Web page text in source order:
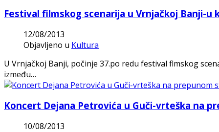
Festival filmskog scenarija u Vrnjačkoj Banji-
12/08/2013
Objavljeno u Kultura
U Vrnjačkoj Banji, počinje 37.po redu festival flmskog
između…
Koncert Dejana Petrovića u Guči-vrteška na
10/08/2013